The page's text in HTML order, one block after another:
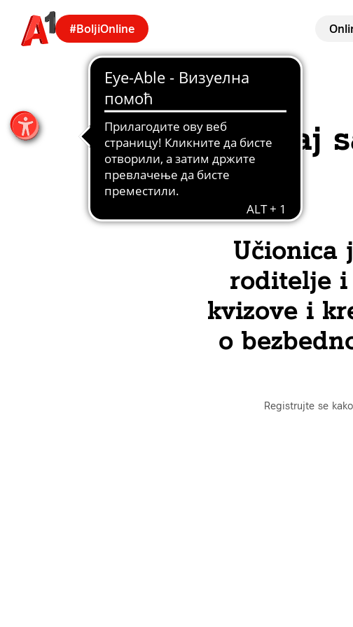
#BoljiOnline
Ovaj
Učionica
roditelje i
kvizove i
o
Registrujte se